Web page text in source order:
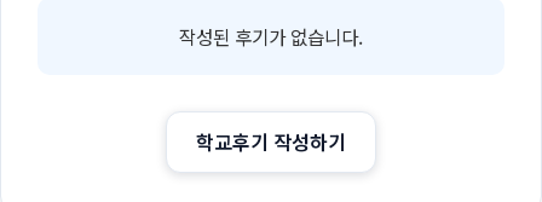
작성된 후기가 없습니다.
학교후기 작성하기